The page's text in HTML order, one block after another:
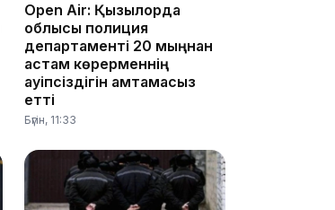
Open Air: Қызылорда
облысы полиция
департаменті 20 мыңнан
астам көрерменнің
қауіпсіздігін қамтамасыз
етті
Бүгін, 11:33